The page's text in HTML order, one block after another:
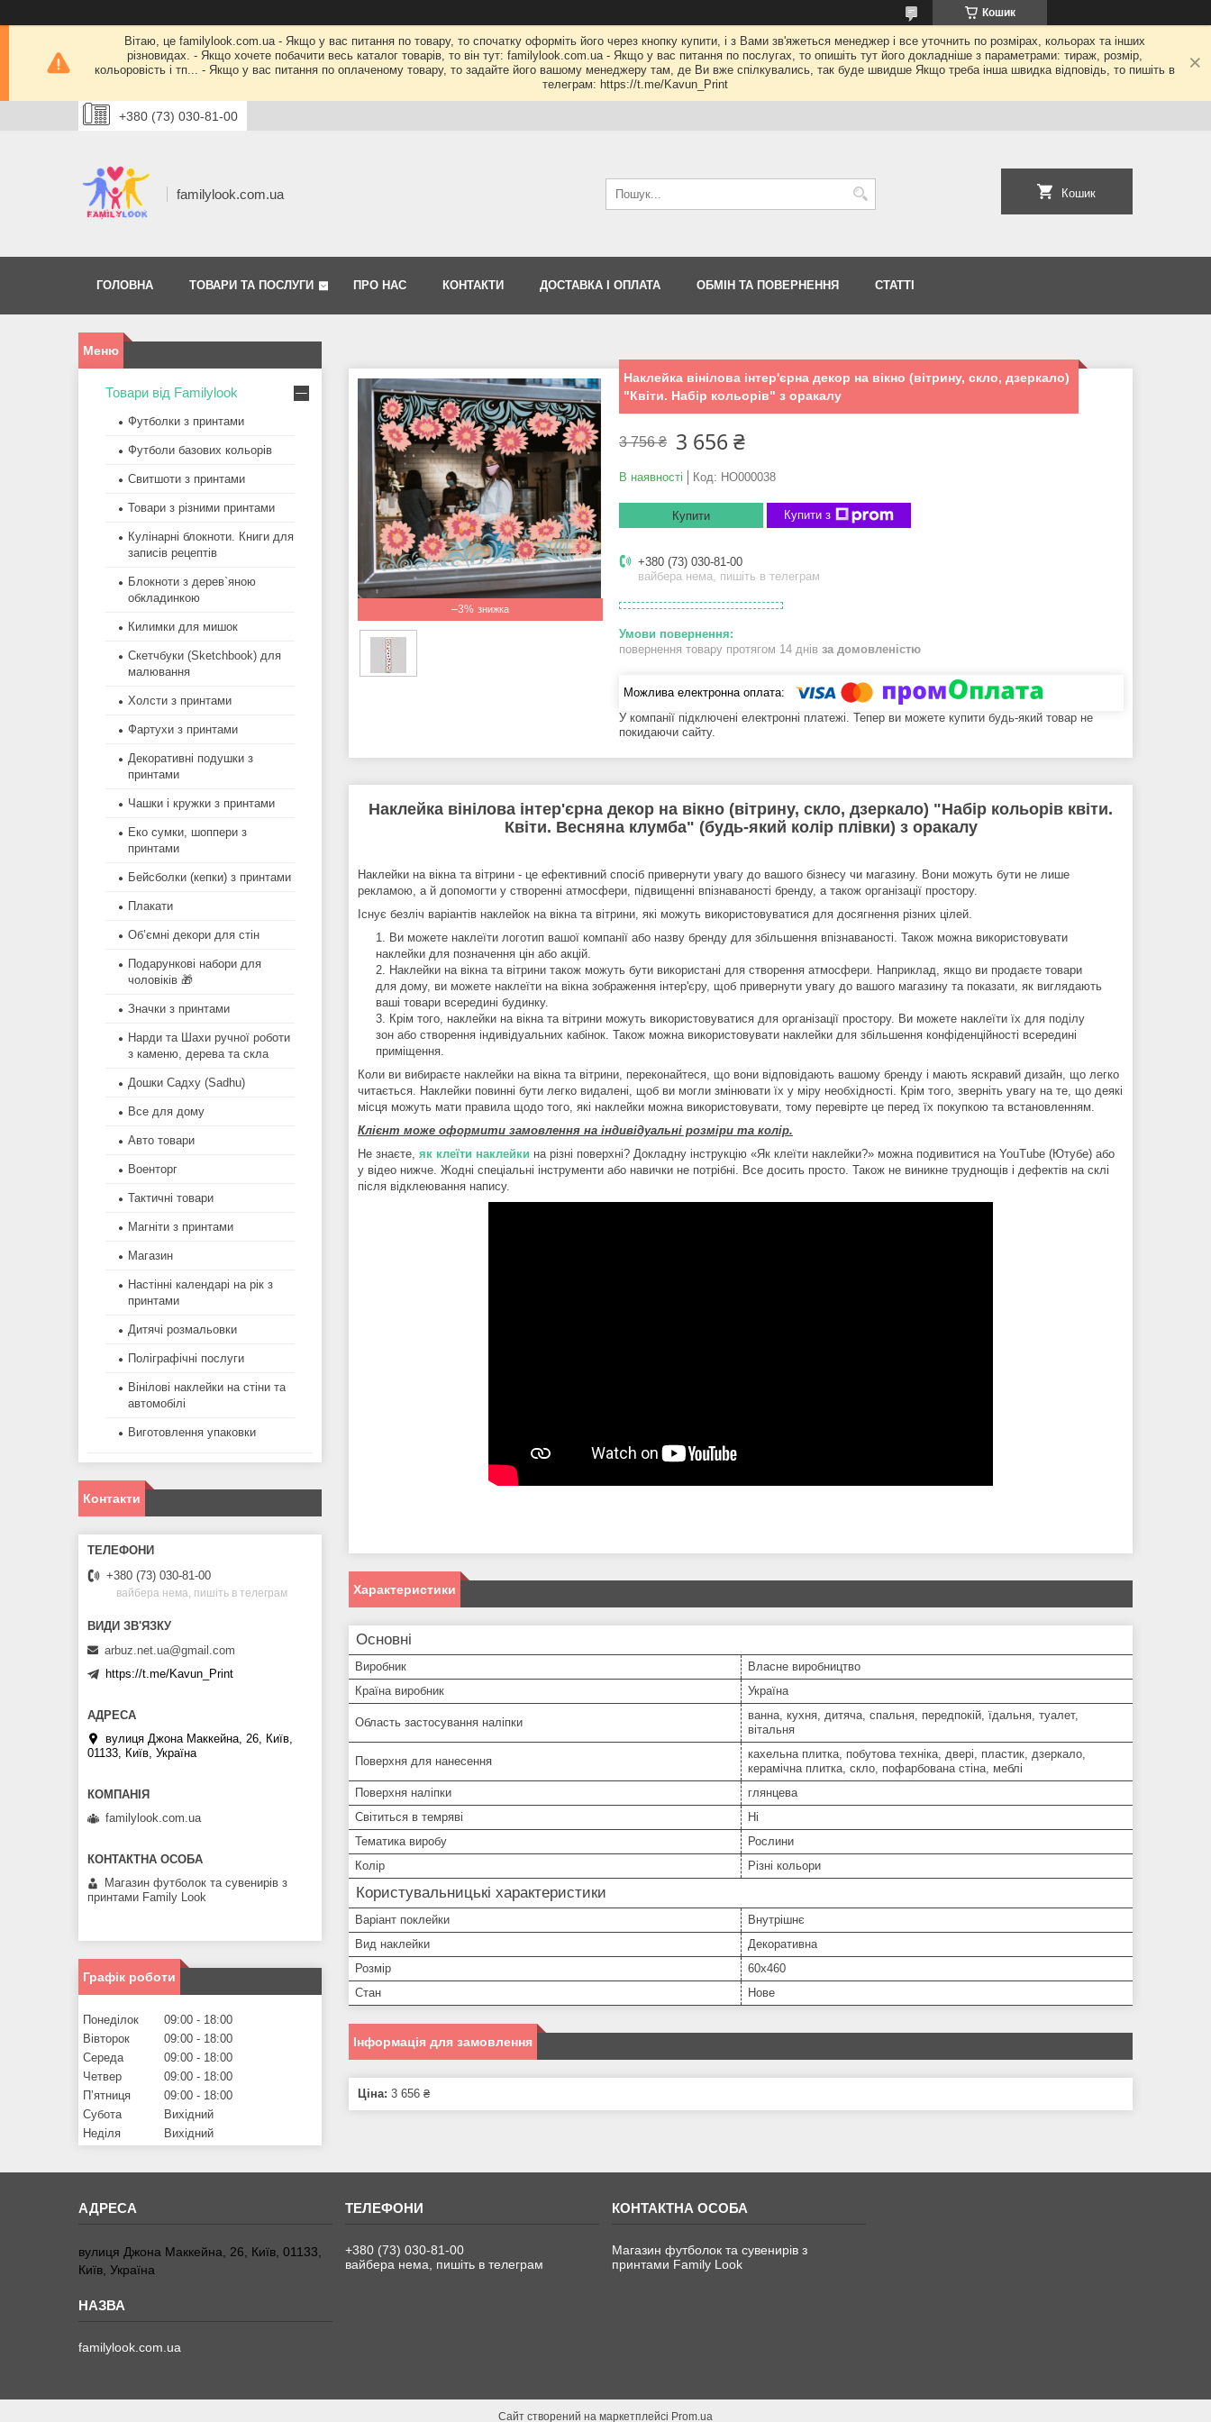
Кошик
Вітаю, це familylook.com.ua - Якщо у вас питання по товару, то спочатку оформіть його через кнопку купити, і з Вами зв'яжеться менеджер і все уточнить по розмірах, кольорах та інших
різновидах. - Якщо хочете побачити весь каталог товарів, то він тут: familylook.com.ua - Якщо у вас питання по послугах, то опишіть тут його докладніше з параметрами: тираж, розмір,
кольоровість і тп... - Якщо у вас питання по оплаченому товару, то задайте його вашому менеджеру там, де Ви вже спілкувались, так буде швидше Якщо треба інша швидка відповідь, то пишіть в
телеграм: https://t.me/Kavun_Print
+380 (73) 030-81-00
familylook.com.ua Кошик
ГОЛОВНА ТОВАРИ ТА ПОСЛУГИ ПРО НАС КОНТАКТИ ДОСТАВКА І ОПЛАТА ОБМІН ТА ПОВЕРНЕННЯ СТАТТІ
–3%
Наклейка вінілова інтер'єрна декор на вікно (вітрину, скло, дзеркало)
"Квіти. Набір кольорів" з оракалу
3 756 ₴ 3 656 ₴
В наявності Код: НО000038
Купити Купити з
+380 (73) 030-81-00
вайбера нема, пишіть в телеграм
повернення товару протягом 14 днів за домовленістю
У компанії підключені електронні платежі. Тепер ви можете купити будь-який товар не
покидаючи сайту.
Наклейка вінілова інтер'єрна декор на вікно (вітрину, скло, дзеркало) "Набір кольорів квіти.
Квіти. Весняна клумба" (будь-який колір плівки) з оракалу
Наклейки на вікна та вітрини - це ефективний спосіб привернути увагу до вашого бізнесу чи магазину. Вони можуть бути не лише
рекламою, а й допомогти у створенні атмосфери, підвищенні впізнаваності бренду, а також організації простору.
Існує безліч варіантів наклейок на вікна та вітрини, які можуть використовуватися для досягнення різних цілей.
Ви можете наклеїти логотип вашої компанії або назву бренду для збільшення впізнаваності. Також можна використовувати
наклейки для позначення цін або акцій.
Наклейки на вікна та вітрини також можуть бути використані для створення атмосфери. Наприклад, якщо ви продаєте товари
для дому, ви можете наклеїти на вікна зображення інтер'єру, щоб привернути увагу до вашого магазину та показати, як виглядають
ваші товари всередині будинку.
Крім того, наклейки на вікна та вітрини можуть використовуватися для організації простору. Ви можете наклеїти їх для поділу
зон або створення індивідуальних кабінок. Також можна використовувати наклейки для збільшення конфіденційності всередині
приміщення.
Коли ви вибираєте наклейки на вікна та вітрини, переконайтеся, що вони відповідають вашому бренду і мають яскравий дизайн, що легко
читається. Наклейки повинні бути легко видалені, щоб ви могли змінювати їх у міру необхідності. Крім того, зверніть увагу на те, що деякі
місця можуть мати правила щодо того, які наклейки можна використовувати, тому перевірте це перед їх покупкою та встановленням.
Клієнт може оформити замовлення на індивідуальні розміри та колір.
Не знаєте, як клеїти наклейки на різні поверхні? Докладну інструкцію «Як клеїти наклейки?» можна подивитися на YouTube (Ютубе) або
у відео нижче. Жодні спеціальні інструменти або навички не потрібні. Все досить просто. Також не виникне труднощів і дефектів на склі
після відклеювання напису.
Характеристики
Основні
Виробник
Власне виробництво
Країна виробник
Україна
Область застосування наліпки
ванна, кухня, дитяча, спальня, передпокій, їдальня, туалет,
вітальня
Поверхня для нанесення
кахельна плитка, побутова техніка, двері, пластик, дзеркало,
керамічна плитка, скло, пофарбована стіна, меблі
Поверхня наліпки
глянцева
Світиться в темряві
Ні
Тематика виробу
Рослини
Колір
Різні кольори
Користувальницькі характеристики
Варіант поклейки
Внутрішнє
Вид наклейки
Декоративна
Розмір
60х460
Стан
Нове
Інформація для замовлення
Ціна: 3 656 ₴
Товари від Familylook
Футболки з принтами
Футболи базових кольорів
Свитшоти з принтами
Товари з різними принтами
Кулінарні блокноти. Книги для
записів рецептів
Блокноти з дерев`яною
обкладинкою
Килимки для мишок
Скетчбуки (Sketchbook) для
малювання
Холсти з принтами
Фартухи з принтами
Декоративні подушки з
принтами
Чашки і кружки з принтами
Еко сумки, шоппери з
принтами
Бейсболки (кепки) з принтами
Плакати
Об’ємні декори для стін
Подарункові набори для
чоловіків 🎁
Значки з принтами
Нарди та Шахи ручної роботи
з каменю, дерева та скла
Дошки Садху (Sadhu)
Все для дому
Авто товари
Военторг
Тактичні товари
Магніти з принтами
Магазин
Настінні календарі на рік з
принтами
Дитячі розмальовки
Поліграфічні послуги
Вінілові наклейки на стіни та
автомобілі
Виготовлення упаковки
Контакти
+380 (73) 030-81-00
вайбера нема, пишіть в телеграм
arbuz.net.ua@gmail.com
https://t.me/Kavun_Print
вулиця Джона Маккейна, 26, Київ,
01133, Київ, Україна
familylook.com.ua
Магазин футболок та сувенирів з
принтами Family Look
Графік роботи
Понеділок 09:00
18:00
Вівторок
09:00
18:00
Середа
09:00
18:00
Четвер
09:00
18:00
Пʼятниця
09:00
18:00
Субота
Вихідний
Неділя
Вихідний
вулиця Джона Маккейна, 26, Київ, 01133,
Київ, Україна
familylook.com.ua
+380 (73) 030-81-00
вайбера нема, пишіть в телеграм
Магазин футболок та сувенирів з
принтами Family Look
Сайт створений на маркетплейсі Prom.ua